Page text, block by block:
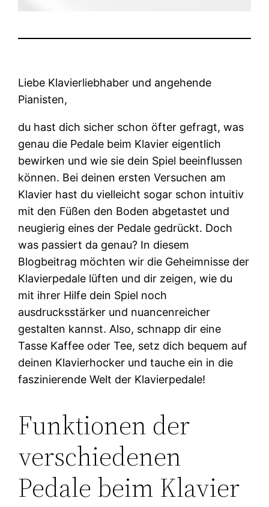
Liebe Klavierliebhaber und angehende
Pianisten,
du hast dich sicher schon öfter gefragt, was
genau die Pedale beim Klavier eigentlich
bewirken und wie sie dein Spiel beeinflussen
können. Bei deinen ersten Versuchen am
Klavier hast du vielleicht sogar schon intuitiv
mit den Füßen den Boden abgetastet und
neugierig eines der Pedale gedrückt. Doch
was passiert da genau? In diesem
Blogbeitrag möchten wir die Geheimnisse der
Klavierpedale lüften und dir zeigen, wie du
mit ihrer Hilfe dein Spiel noch
ausdrucksstärker und nuancenreicher
gestalten kannst. Also, schnapp dir eine
Tasse Kaffee oder Tee, setz dich bequem auf
deinen Klavierhocker und tauche ein in die
faszinierende Welt der Klavierpedale!
Funktionen der
verschiedenen
Pedale beim Klavier